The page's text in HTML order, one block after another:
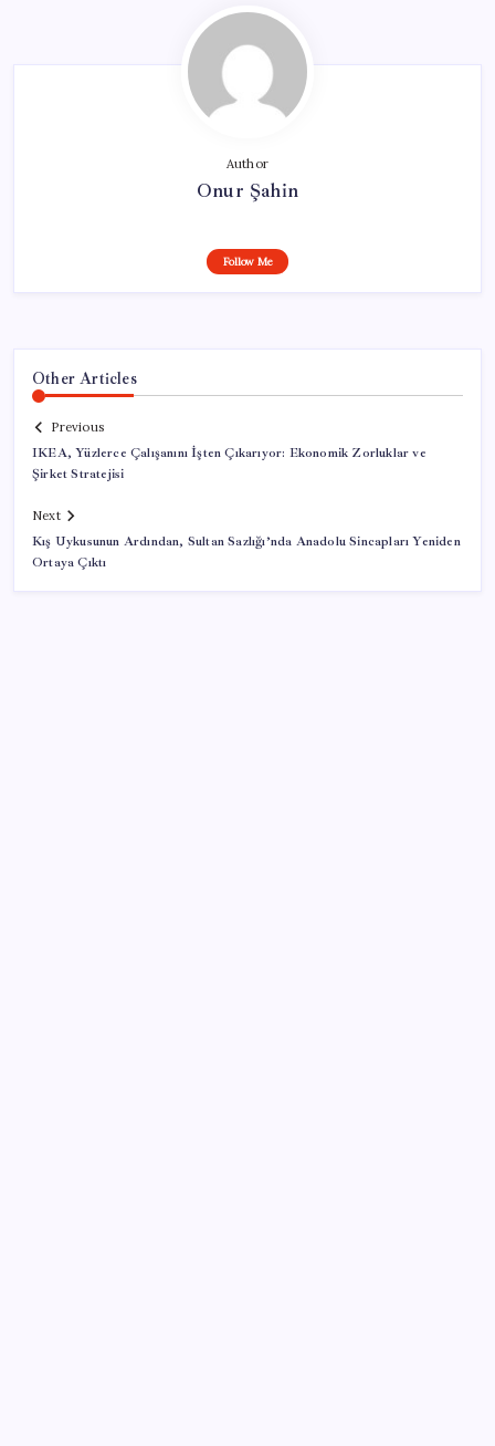
Author
Onur Şahin
Follow Me
Other Articles
Previous
IKEA, Yüzlerce Çalışanını İşten Çıkarıyor: Ekonomik Zorluklar ve
Şirket Stratejisi
Next
Kış Uykusunun Ardından, Sultan Sazlığı’nda Anadolu Sincapları Yeniden
Ortaya Çıktı